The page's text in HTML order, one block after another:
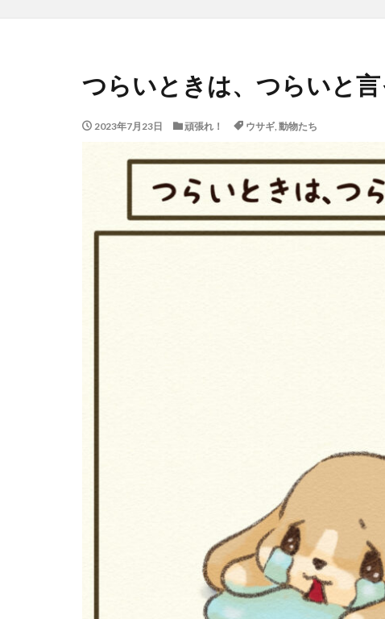
つらいときは、つらいと
2023年7月23日 頑張れ！ ウサギ, 動物たち